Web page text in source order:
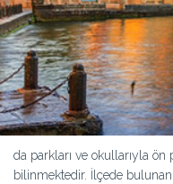
da parkları ve okullarıyla
bilinmektedir. İlçede